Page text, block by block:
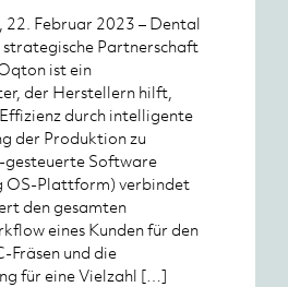
22. Februar 2023 – Dental
strategische Partnerschaft
ist ein
der Herstellern hilft,
durch intelligente
der Produktion zu
gesteuerte Software
OS-Plattform) verbindet
den gesamten
eines Kunden für den
Fräsen und die
für eine Vielzahl […]